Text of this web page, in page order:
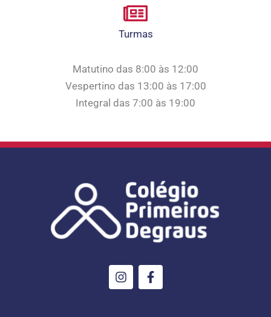
Turmas
Matutino das 8:00 às 12:00
Vespertino das 13:00 às 17:00
Integral das 7:00 às 19:00
I
n
s
F
a
c